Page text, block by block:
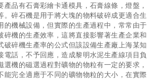
產品有石膏彩繪卡通模具，石膏線條，燈盤，
。碎石機是用于將大塊的物料破碎成更適合生
的機械設備，但實際的生產過程中，常常由于
碎機的生產效率，這將直接影響著生產企業和
破碎機生產率的公式但該設備生產廠上海某知
電話，不予回應，造成黎明水泥生產線項目負
選機的磁選過程對礦物的物粒有一定的要求，
能完全適應于不同的礦物物粒的大小，在實際